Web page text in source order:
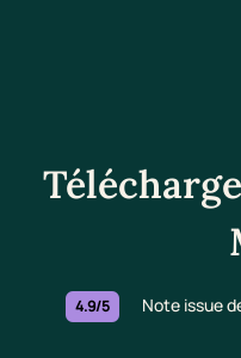
4.9/5 Note issue